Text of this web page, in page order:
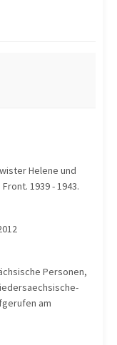
Helene und
1939 - 1943.
Personen,
am